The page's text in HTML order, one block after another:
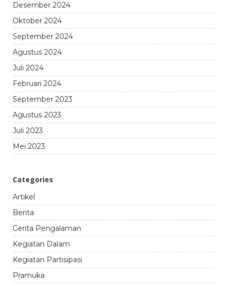
Desember 2024
Oktober 2024
September 2024
Agustus 2024
Juli 2024
Februari 2024
September 2023
Agustus 2023
Juli 2023
Mei 2023
Categories
Artikel
Berita
Cerita Pengalaman
Kegiatan Dalam
Kegiatan Partisipasi
Pramuka